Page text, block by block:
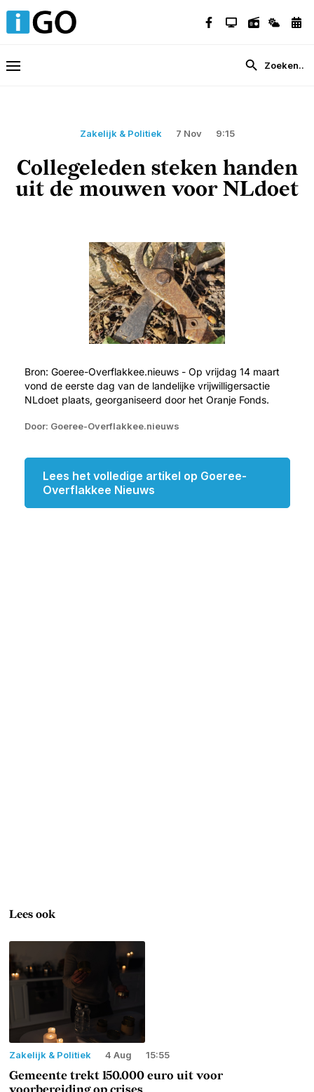
Zakelijk & Politiek 7 Nov 9:15
Collegeleden steken handen
uit de mouwen voor NLdoet
Bron: Goeree-Overflakkee.nieuws - Op vrijdag 14 maart
vond de eerste dag van de landelijke vrijwilligersactie
NLdoet plaats, georganiseerd door het Oranje Fonds.
Door: Goeree-Overflakkee.nieuws
Lees het volledige artikel op Goeree-
Overflakkee Nieuws
Lees ook
Zakelijk & Politiek 4 Aug 15:55
Gemeente trekt 150.000 euro uit voor